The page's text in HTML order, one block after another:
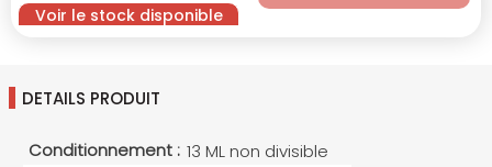
Voir le stock disponible
DETAILS PRODUIT
Conditionnement : 13 ML non divisible